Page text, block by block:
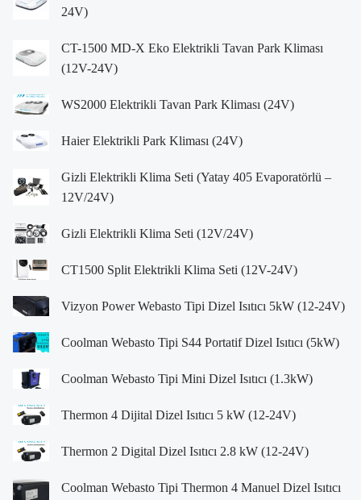
24V)
CT-1500 MD-X Eko Elektrikli Tavan Park Kliması
(12V-24V)
WS2000 Elektrikli Tavan Park Kliması (24V)
Haier Elektrikli Park Kliması (24V)
Gizli Elektrikli Klima Seti (Yatay 405 Evaporatörlü –
12V/24V)
Gizli Elektrikli Klima Seti (12V/24V)
CT1500 Split Elektrikli Klima Seti (12V-24V)
Vizyon Power Webasto Tipi Dizel Isıtıcı 5kW (12-24V)
Coolman Webasto Tipi S44 Portatif Dizel Isıtıcı (5kW)
Coolman Webasto Tipi Mini Dizel Isıtıcı (1.3kW)
Thermon 4 Dijital Dizel Isıtıcı 5 kW (12-24V)
Thermon 2 Digital Dizel Isıtıcı 2.8 kW (12-24V)
Coolman Webasto Tipi Thermon 4 Manuel Dizel Isıtıcı